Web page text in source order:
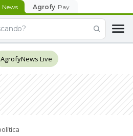
News Agrofy Pay
AgrofyNews Live